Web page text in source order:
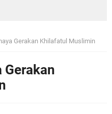
Gerakan Khilafatul Muslimin
Gerakan